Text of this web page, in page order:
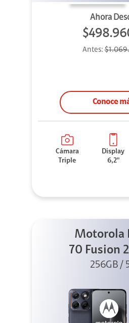
Ahora
Antes:
Conoce
Cámara
Triple
Display
6,2"
Motorola
70 Fusion
Azul
256GB /